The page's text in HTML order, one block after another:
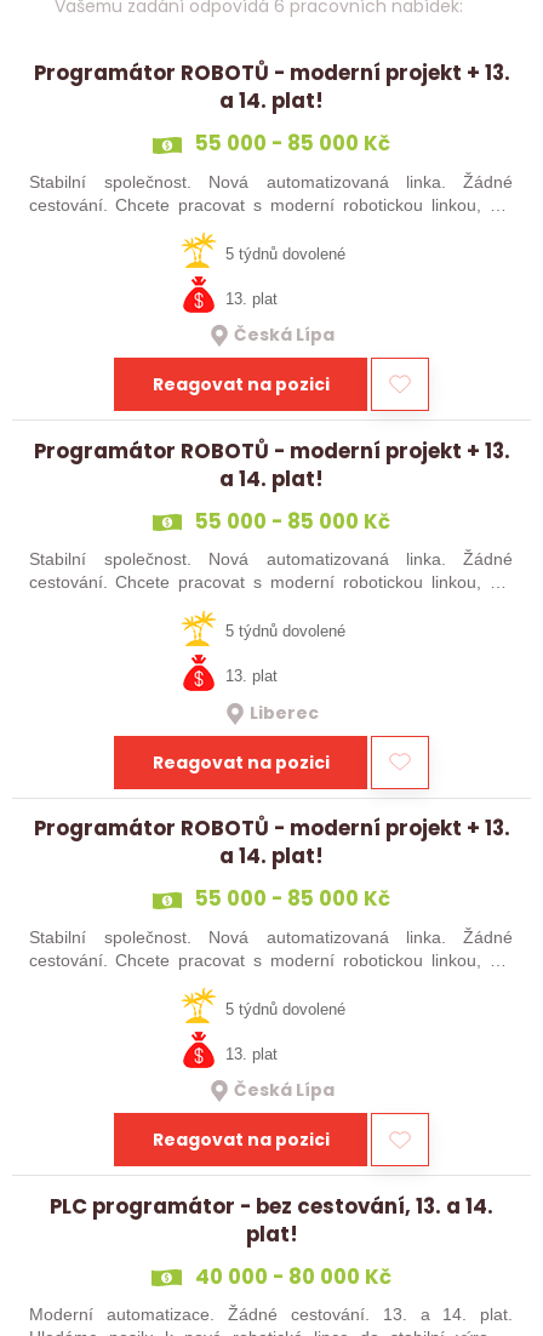
Vašemu zadání odpovídá 6 pracovních nabídek:
Programátor ROBOTŮ - moderní projekt + 13.
a 14. plat!
55 000 - 85 000 Kč
Stabilní společnost. Nová automatizovaná linka. Žádné
cestování. Chcete pracovat s moderní robotickou linkou, ale
nechcete být pořád na cestách? Hledáme zkušené robotiky i
šikovné absolventy…
5 týdnů dovolené
13. plat
Česká Lípa
Reagovat na pozici
Programátor ROBOTŮ - moderní projekt + 13.
a 14. plat!
55 000 - 85 000 Kč
Stabilní společnost. Nová automatizovaná linka. Žádné
cestování. Chcete pracovat s moderní robotickou linkou, ale
šikovné absolventy…
5 týdnů dovolené
13. plat
Liberec
Reagovat na pozici
Programátor ROBOTŮ - moderní projekt + 13.
a 14. plat!
55 000 - 85 000 Kč
Stabilní společnost. Nová automatizovaná linka. Žádné
cestování. Chcete pracovat s moderní robotickou linkou, ale
nechcete být pořád na cestách? Hledáme zkušené robotiky i
šikovné absolventy…
5 týdnů dovolené
13. plat
Česká Lípa
Reagovat na pozici
PLC programátor - bez cestování, 13. a 14.
plat!
40 000 - 80 000 Kč
Moderní automatizace. Žádné cestování. 13. a 14. plat.